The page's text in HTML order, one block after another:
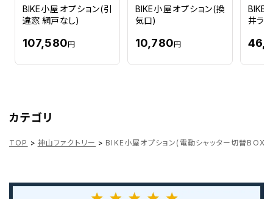
BIKE小屋オプション(引
違窓 網戸なし)
107,580円
BIKE小屋オプション(換
気口)
10,780円
BIKE
井ラ
カテゴリ
TOP > 神山ファクトリー > BIKE小屋オプション(電動シャッター切替BOX